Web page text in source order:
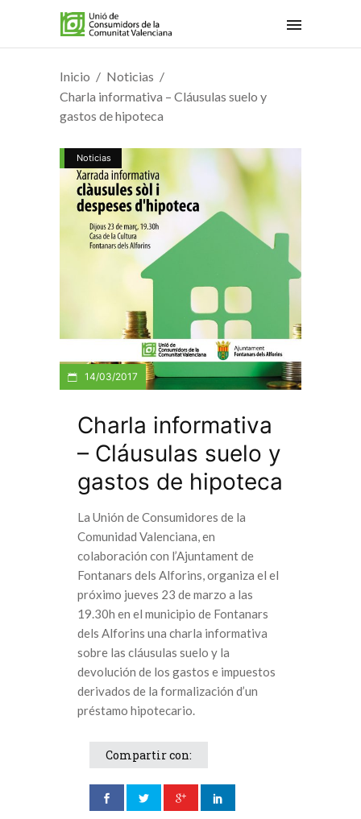
Inicio
Noticias
Charla informativa – Cláusulas suelo y
gastos de hipoteca
Noticias
14/03/2017
Charla informativa
– Cláusulas suelo y
gastos de hipoteca
La Unión de Consumidores de la
Comunidad Valenciana, en
colaboración con l’Ajuntament de
Fontanars dels Alforins, organiza el el
próximo jueves 23 de marzo a las
19.30h en el municipio de Fontanars
dels Alforins una charla informativa
sobre las cláusulas suelo y la
devolución de los gastos e impuestos
derivados de la formalización d’un
préstamo hipotecario.
Compartir con: